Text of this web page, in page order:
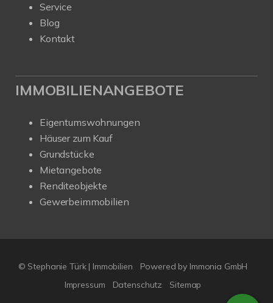
Service
Blog
Kontakt
IMMOBILIENANGEBOTE
Eigentumswohnungen
Häuser zum Kauf
Grundstücke
Mietangebote
Renditeobjekte
Gewerbeimmobilien
© Stephanie Türk | Immobilien
Powered by Immonia GmbH
Impressum
Datenschutz Sitemap